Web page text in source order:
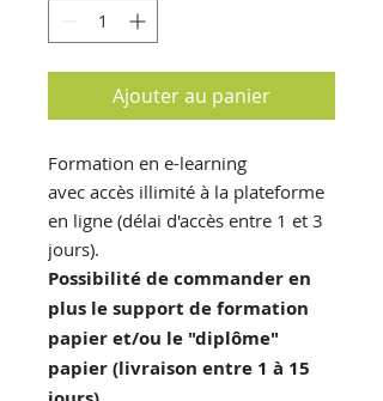
Ajouter au panier
Formation en e-learning
avec accès illimité à la plateforme
en ligne (délai d'accès entre 1 et 3
jours).
Possibilité de commander en
plus le support de formation
papier et/ou le "diplôme"
papier (livraison entre 1 à 15